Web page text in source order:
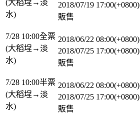
(大稻埕→淡
水)
2018/07/19 17:00(+0800)
販售
7/28 10:00全票
(大稻埕→淡
水)
2018/06/22 08:00(+0800)
2018/07/25 17:00(+0800)
販售
7/28 10:00半票
(大稻埕→淡
水)
2018/06/22 08:00(+0800)
2018/07/25 17:00(+0800)
販售